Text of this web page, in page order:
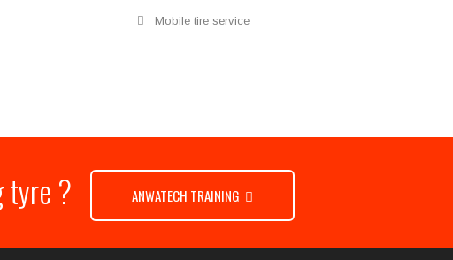
Mobile tire service
tyre ? ANWATECH TRAINING